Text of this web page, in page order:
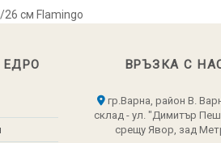
26 см Flamingo
ВРЪЗКА С
гр.Варна, район В.
склад - ул. "Димитър
срещу Явор, зад